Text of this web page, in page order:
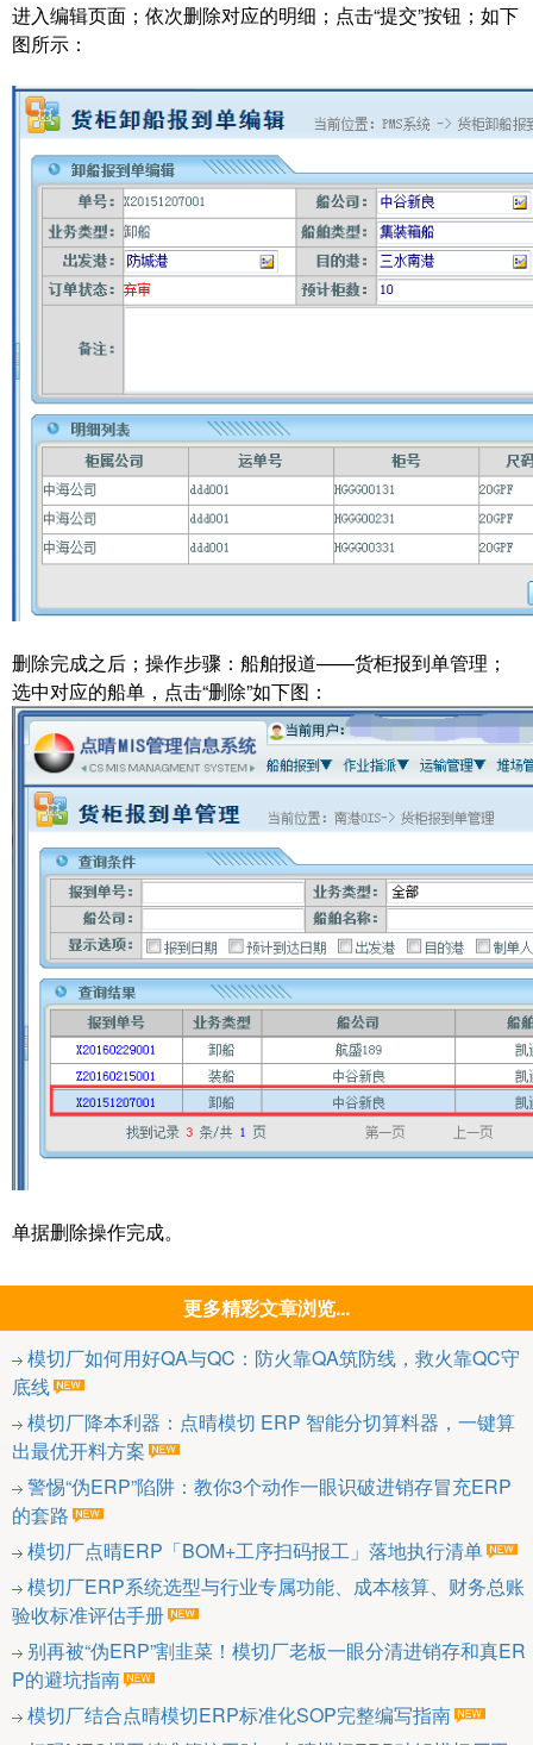
进入编辑页面；依次删除对应的明细；点击“提交”按钮；如下
图所示：
删除完成之后；操作步骤：船舶报道——货柜报到单管理；
选中对应的船单，点击“删除”如下图：
单据删除操作完成。
更多精彩文章浏览...
模切厂如何用好QA与QC：防火靠QA筑防线，救火靠QC守
底线
模切厂降本利器：点晴模切 ERP 智能分切算料器，一键算
出最优开料方案
警惕“伪ERP”陷阱：教你3个动作一眼识破进销存冒充ERP
的套路
模切厂点晴ERP「BOM+工序扫码报工」落地执行清单
模切厂ERP系统选型与行业专属功能、成本核算、财务总账
验收标准评估手册
别再被“伪ERP”割韭菜！模切厂老板一眼分清进销存和真ER
P的避坑指南
模切厂结合点晴模切ERP标准化SOP完整编写指南